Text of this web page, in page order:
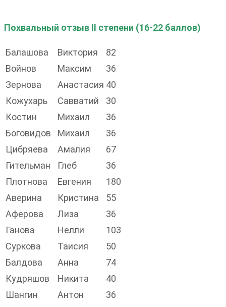
Похвальный отзыв II степени (16-22 баллов)
Балашова Виктория
82
Войнов
Максим
36
Зернова
Анастасия 40
Кожухарь
Савватий
30
Костин
Михаил
36
Боговидов
Михаил
36
Цибряева
Амалия
67
Гительман
Глеб
36
Плотнова
Евгения
180
Аверина
Кристина
55
Аферова
Лиза
36
Ганова
Нелли
103
Суркова
Таисия
50
Балдова
Анна
74
Кудряшов
Никита
40
Шангин
Антон 36